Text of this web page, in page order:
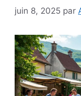
juin 8, 2025 par